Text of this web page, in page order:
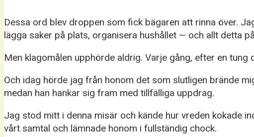
Dessa ord blev droppen som fick bägaren att rinna över.
lägga saker på plats, organisera hushållet — och allt detta
Men klagomålen upphörde aldrig. Varje gång, efter en
Och idag hörde jag från honom det som slutligen brände
medan han hankar sig fram med tillfälliga uppdrag.
Jag stod mitt i denna misär och kände hur vreden kokade
vårt samtal och lämnade honom i fullständig chock.